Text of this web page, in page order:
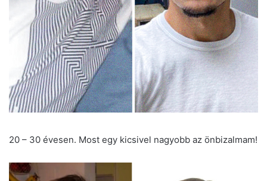
20 – 30 évesen. Most egy kicsivel nagyobb az önbizalmam!